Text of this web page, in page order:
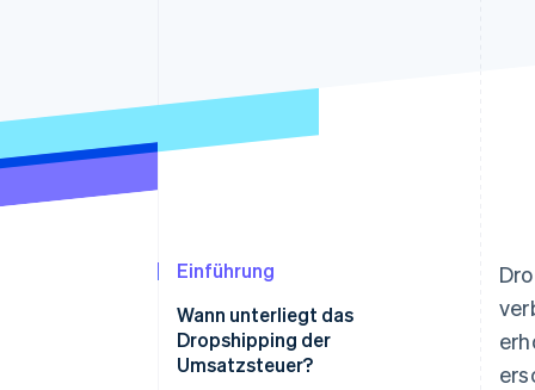
Einführung
Wann unterliegt das
Dropshipping der
Umsatzsteuer?